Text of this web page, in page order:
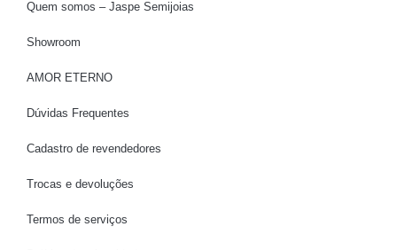
Quem somos – Jaspe Semijoias
Showroom
AMOR ETERNO
Dúvidas Frequentes
Cadastro de revendedores
Trocas e devoluções
Termos de serviços